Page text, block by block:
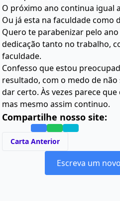
O próximo ano continua igual
Ou já esta na faculdade como
Quero te parabenizar pelo
dedicação tanto no trabalho,
faculdade.
Confesso que estou
resultado, com o medo de
dar certo. Às vezes parece
mas mesmo assim continuo.
Compartilhe nosso site:
Carta Anterior
Escreva um